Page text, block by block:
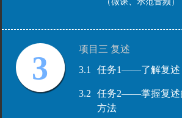
3
项目三 复述
3.1
任务1——了解复述
3.2
任务2——掌握复述
方法